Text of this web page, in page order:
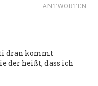
ANTWORTEN
dran kommt
der heißt, dass ich